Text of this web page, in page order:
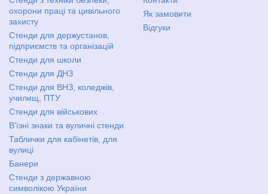
охорони праці та цивільного
захисту
Стенди для держустанов,
підприємств та організацій
Стенди для школи
Стенди для ДНЗ
Стенди для ВНЗ, коледжів,
училищ, ПТУ
Стенди для військових
В'їзні знаки та вуличні стенди
Таблички для кабінетів, для
вулиці
Банери
Стенди з державною
символікою України
Як замовити
Відгуки